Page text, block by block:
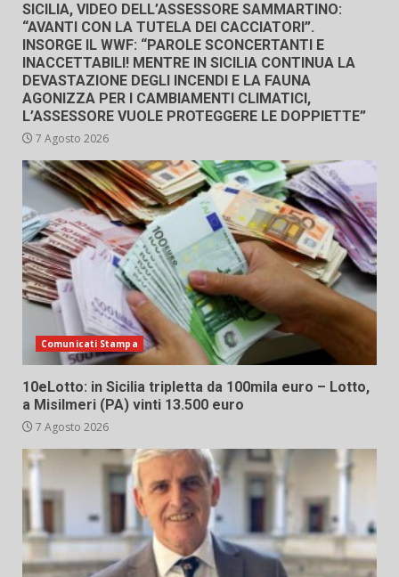
SICILIA, VIDEO DELL’ASSESSORE SAMMARTINO:
“AVANTI CON LA TUTELA DEI CACCIATORI”.
INSORGE IL WWF: “PAROLE SCONCERTANTI E
INACCETTABILI! MENTRE IN SICILIA CONTINUA LA
DEVASTAZIONE DEGLI INCENDI E LA FAUNA
AGONIZZA PER I CAMBIAMENTI CLIMATICI,
L’ASSESSORE VUOLE PROTEGGERE LE DOPPIETTE”
7 Agosto 2026
Comunicati Stampa
10eLotto: in Sicilia tripletta da 100mila euro – Lotto,
a Misilmeri (PA) vinti 13.500 euro
7 Agosto 2026